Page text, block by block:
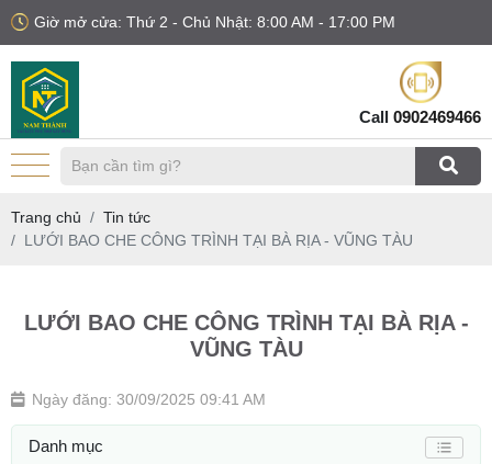
Giờ mở cửa: Thứ 2 - Chủ Nhật: 8:00 AM - 17:00 PM
Call 0902469466
Trang chủ
Tin tức
LƯỚI BAO CHE CÔNG TRÌNH TẠI BÀ RỊA - VŨNG TÀU
LƯỚI BAO CHE CÔNG TRÌNH TẠI BÀ RỊA -
VŨNG TÀU
Ngày đăng: 30/09/2025 09:41 AM
Danh mục